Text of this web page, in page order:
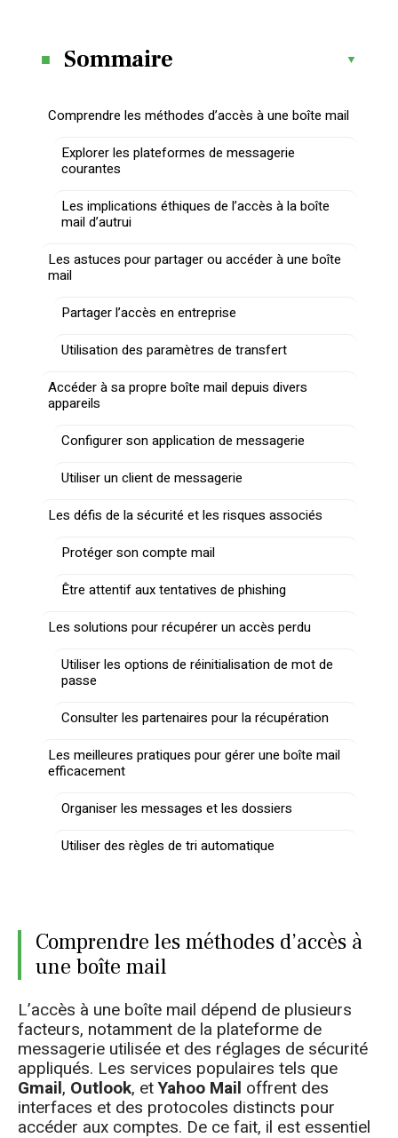
Sommaire
Comprendre les méthodes d’accès à une boîte mail
Explorer les plateformes de messagerie
courantes
Les implications éthiques de l’accès à la boîte
mail d’autrui
Les astuces pour partager ou accéder à une boîte
mail
Partager l’accès en entreprise
Utilisation des paramètres de transfert
Accéder à sa propre boîte mail depuis divers
appareils
Configurer son application de messagerie
Utiliser un client de messagerie
Les défis de la sécurité et les risques associés
Protéger son compte mail
Être attentif aux tentatives de phishing
Les solutions pour récupérer un accès perdu
Utiliser les options de réinitialisation de mot de
passe
Consulter les partenaires pour la récupération
Les meilleures pratiques pour gérer une boîte mail
efficacement
Organiser les messages et les dossiers
Utiliser des règles de tri automatique
Comprendre les méthodes d’accès à
une boîte mail
L’accès à une boîte mail dépend de plusieurs
facteurs, notamment de la plateforme de
messagerie utilisée et des réglages de sécurité
appliqués. Les services populaires tels que
Gmail, Outlook, etYahoo Mail offrent des
interfaces et des protocoles distincts pour
accéder aux comptes. De ce fait, il est essentiel